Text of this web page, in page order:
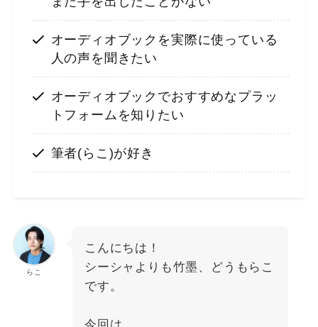
オーディオブックを実際に使っている
人の声を聞きたい
オーディオブックでおすすめなプラッ
トフォームを知りたい
筆者(らこ)が好き
らこ
こんにちは！
シーシャよりも竹墨、どうもらこ
です。